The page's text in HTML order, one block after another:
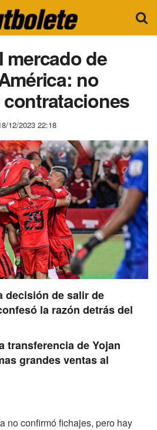
mercado de
no
12/2023 22:18
decisión de salir de
la razón detrás del
transferencia de Yojan
grandes ventas al
no confirmó fichajes, pero hay